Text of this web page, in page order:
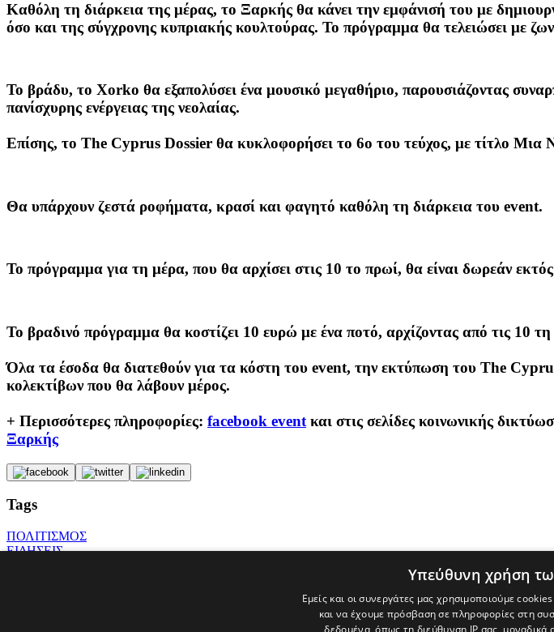
Καθόλη τη διάρκεια της μέρας, το Ξαρκής θα κάνει την εμφάνισή του με
όσο και της σύγχρονης κυπριακής κουλτούρας. Το πρόγραμμα θα τελειώσει με
Το βράδυ, το Xorko θα εξαπολύσει ένα μουσικό μεγαθήριο, παρουσιάζοντας
πανίσχυρης ενέργειας της νεολαίας.
Επίσης, το The Cyprus Dossier θα κυκλοφορήσει το 6ο του τεύχος, με τίτλο Μια
Θα υπάρχουν ζεστά ροφήματα, κρασί και φαγητό καθόλη τη διάρκεια του event.
Το πρόγραμμα για τη μέρα, που θα αρχίσει στις 10 το πρωί, θα είναι δωρεάν
Το βραδινό πρόγραμμα θα κοστίζει 10 ευρώ με ένα ποτό, αρχίζοντας από τις 10
Όλα τα έσοδα θα διατεθούν για τα κόστη του event, την εκτύπωση του The
κολεκτίβων που θα λάβουν μέρος.
+ Περισσότερες πληροφορίες: facebook event και στις σελίδες κοινωνικής
Ξαρκής
Tags
ΠΟΛΙΤΙΣΜΟΣ
ΕΙΔΗΣΕΙΣ
Υπεύθυνη χρήση
Εμείς και οι συνεργάτες μας χρησιμοποιούμε
και να έχουμε πρόσβαση σε πληροφορίες στη
δεδομένα, όπως τη διεύθυνση IP σας, μοναδικά